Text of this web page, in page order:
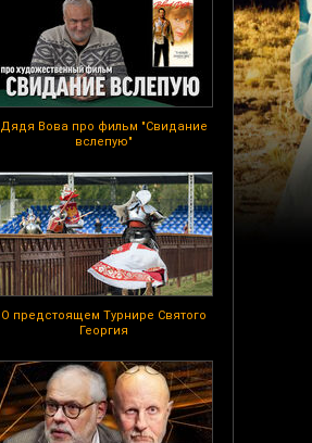
Дядя Вова про фильм "Свидание
вслепую"
О предстоящем Турнире Святого
Георгия